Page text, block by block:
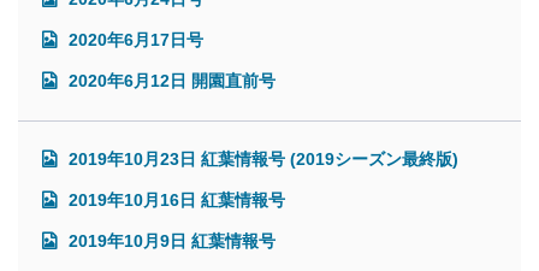
2020年6月17日号
2020年6月12日 開園直前号
2019年10月23日 紅葉情報号 (2019シーズン最終版)
2019年10月16日 紅葉情報号
2019年10月9日 紅葉情報号